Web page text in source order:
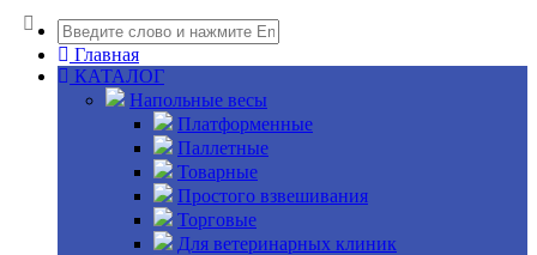
Главная
КАТАЛОГ
Напольные весы
Платформенные
Паллетные
Товарные
Простого взвешивания
Торговые
Для ветеринарных клиник